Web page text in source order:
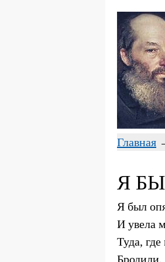
Главная
Я
Я был
И увела
Туда,
Бродили,